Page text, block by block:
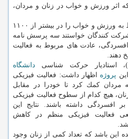
اثر ورزش و خواب در زنان و مردان،
پژوهشگران، الگوهای مربوط به ورزش و خواب را در بیشتر از ۱۱۰۰
كنندگان خواستند سه پرسش نامه
افسردگی، عادت های مربوط به فعالیت
دهند.
دانشگاه
پروژه اظهار داشت: فعالیت فیزیكی
مردان كمك كرد تا خودرا در مقابل
هیچ كدام از سطوح فعالیت فیزیكی
بر افسردگی داشته باشند. نتایج این
فعالیت فیزیكی منظم در كاهش
این باشد كه تعداد كمی از زنان وجود